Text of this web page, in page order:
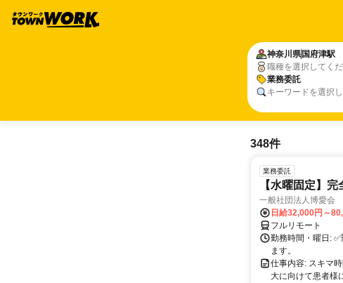
神奈川県 国府津駅
職種を選択してく
業務委託
キーワードを選択
348件
業務委託
【水曜固定】
一般社団法人博愛会
日給32,000円～
フルリモート
勤務時間・曜日:
ます。
仕事内容: スキマ
大に向けて患者様